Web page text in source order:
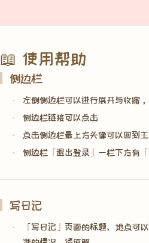
📖 使用帮助
侧边栏
左侧侧边栏可以进行展开与收缩
侧边栏链接可以点击
点击侧边栏最上方头像可以回到
侧边栏「退出登录」一栏下方有
写日记
「写日记」页面的标题、地点可